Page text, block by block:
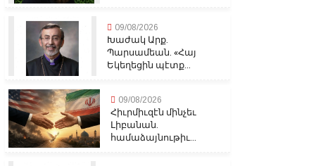
09/08/2026
Խաժակ Արք.
Պարսամեան. «Հայ
Եկեղեցին պէտք...
09/08/2026
Հիւրմիւզէն մինչեւ
Լիբանան.
համաձայնութիւ...